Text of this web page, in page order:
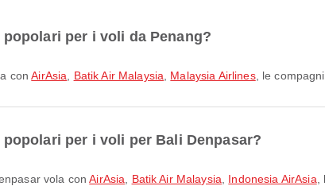
per i voli da Penang?
conAirAsia Batik Air Malaysia Malaysia Airlines, le
per i voli per Bali Denpasar?
vola conAirAsia Batik Air Malaysia Indonesia AirAsia